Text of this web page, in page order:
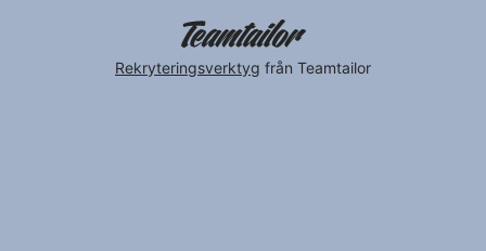
Rekryteringsverktyg från Teamtailor